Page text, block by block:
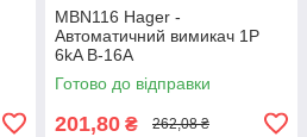
MBN116 Hager -
Автоматичний вимикач 1P
6kA B-16A
Готово до відправки
201,80 ₴ 262,08 ₴